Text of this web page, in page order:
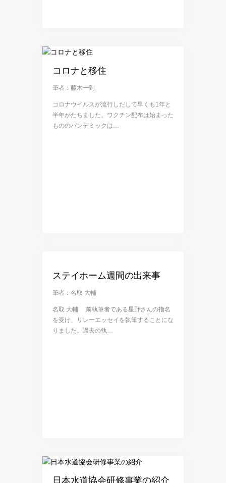
コロナと移住
筆者：藤木一到
コロナウイルスが流行しだして早くも1年と
半年がたちました。ワクチン配布は始まった
もののパンデミックは…
ステイホーム週間の出来事
筆者：名取 大輔
名取 大輔 前執筆者である星野さんの指名
を受け、リレーエッセイを執筆することにな
りました。過去の執…
日本水道協会研修事業の紹介